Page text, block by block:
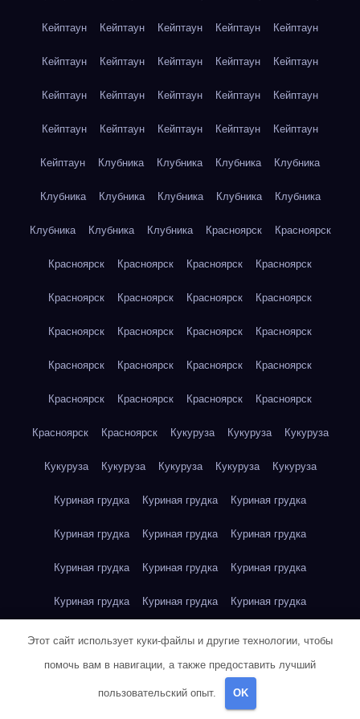
Кейптаун Кейптаун Кейптаун Кейптаун Кейптаун
Кейптаун Кейптаун Кейптаун Кейптаун Кейптаун
Кейптаун Кейптаун Кейптаун Кейптаун Кейптаун
Кейптаун Кейптаун Кейптаун Кейптаун Кейптаун
Кейптаун Клубника Клубника Клубника Клубника
Клубника Клубника Клубника Клубника Клубника
Клубника Клубника Клубника Красноярск Красноярск
Красноярск Красноярск Красноярск Красноярск
Красноярск Красноярск Красноярск Красноярск
Красноярск Красноярск Красноярск Красноярск
Красноярск Красноярск Красноярск Красноярск
Красноярск Красноярск Красноярск Красноярск
Красноярск Красноярск Кукуруза Кукуруза Кукуруза
Кукуруза Кукуруза Кукуруза Кукуруза Кукуруза
Куриная грудка Куриная грудка Куриная грудка
Куриная грудка Куриная грудка Куриная грудка
Куриная грудка Куриная грудка Куриная грудка
Куриная грудка Куриная грудка Куриная грудка
Куриная грудка Куриное яйцо Куриное яйцо
Куриное яйцо Куриное яйцо Куриное яйцо Куриное яйцо
Этот сайт использует куки-файлы и другие технологии, чтобы
помочь вам в навигации, а также предоставить лучший
пользовательский опыт. OK